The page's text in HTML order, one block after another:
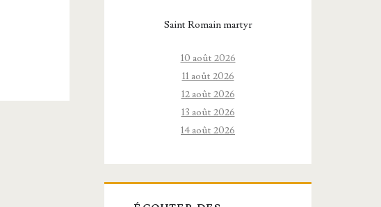
Saint Romain martyr
10 août 2026
11 août 2026
12 août 2026
13 août 2026
14 août 2026